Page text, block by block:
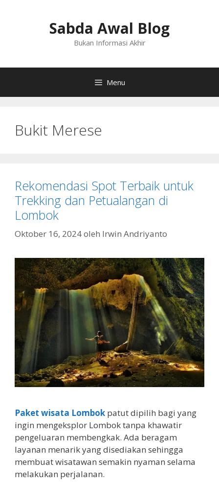
Sabda Awal Blog
Bukan Informasi Akhir
Menu
Bukit Merese
Rekomendasi Spot Terbaik untuk
Trekking dan Petualangan di
Lombok
Oktober 16, 2024oleh Irwin Andriyanto
Paket wisata Lombok patut dipilih bagi yang
ingin mengeksplor Lombok tanpa khawatir
pengeluaran membengkak. Ada beragam
layanan menarik yang disediakan sehingga
membuat wisatawan semakin nyaman selama
melakukan perjalanan.